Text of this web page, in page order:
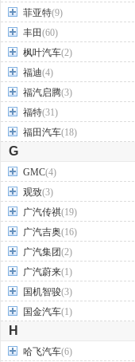
菲亚特(9)
丰田(60)
枫叶汽车(2)
福迪(4)
福汽启腾(3)
福特(31)
福田汽车(18)
G
GMC(4)
观致(3)
广汽传祺(19)
广汽吉奥(16)
广汽集团(2)
广汽蔚来(1)
国机智骏(3)
国金汽车(1)
H
哈飞汽车(6)